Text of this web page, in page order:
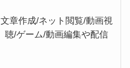
文章作成/ネット閲覧/動画視
聴/ゲーム/動画編集や配信